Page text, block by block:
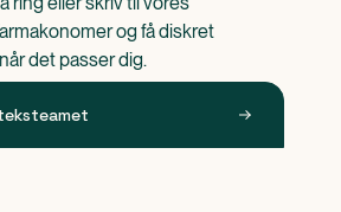
og få diskret
det passer dig.